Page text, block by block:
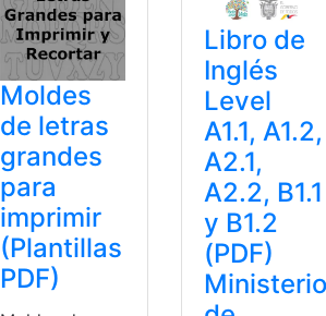
Moldes
de letras
grandes
para
imprimir
(Plantillas
PDF)
Libro de
Inglés
Level
A1.1, A1.2,
A2.1,
A2.2, B1.1
y B1.2
(PDF)
Ministerio